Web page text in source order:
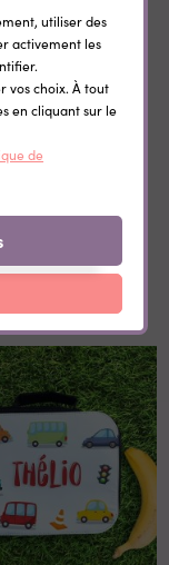
vêtement
Little Wild
utiliser des
activement les
vos choix. À tout
en cliquant sur le
de